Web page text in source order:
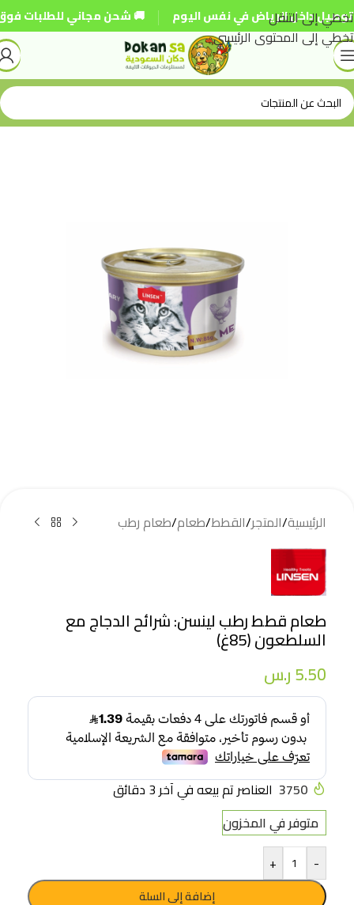
تخطي إلى التنقل
تخطي إلى المحتوى الرئيسي
داخل الرياض في نفس اليوم | 🚚 شحن مجاني للطلبات فوق 250 ريال
الرئيسية/المتجر/القطط/طعام/طعام رطب
طعام قطط رطب لينسن: شرائح الدجاج مع
السلطعون (85غ)
5.50ر.س
3750 العناصر تم بيعه في آخر 3 دقائق
متوفر في المخزون
-
+
إضافة إلى السلة